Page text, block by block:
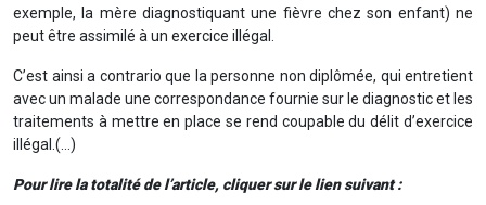
exemple, la mère diagnostiquant une fièvre chez son enfant) ne
peut être assimilé à un exercice illégal.
C’est ainsi a contrario que la personne non diplômée, qui entretient
avec un malade une correspondance fournie sur le diagnostic et les
traitements à mettre en place se rend coupable du délit d’exercice
illégal.(…)
Pour lire la totalité de l’article, cliquer sur le lien suivant :